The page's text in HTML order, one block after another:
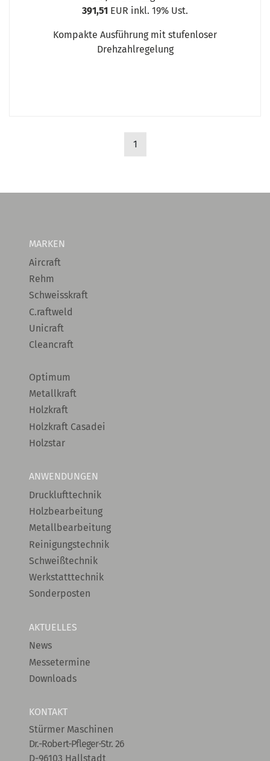
391,51 EUR inkl. 19% Ust.
Kompakte Ausführung mit stufenloser
Drehzahlregelung
1
MARKEN
Aircraft
Rehm
Schweisskraft
C.raftweld
Unicraft
Cleancraft
Optimum
Metallkraft
Holzkraft
Holzkraft Casadei
Holzstar
ANWENDUNGEN
Drucklufttechnik
Holzbearbeitung
Metallbearbeitung
Reinigungstechnik
Schweißtechnik
Werkstatttechnik
Sonderposten
AKTUELLES
News
Messetermine
Downloads
KONTAKT
Stürmer Maschinen
Dr.-Robert-Pfleger-Str. 26
D-96103 Hallstadt